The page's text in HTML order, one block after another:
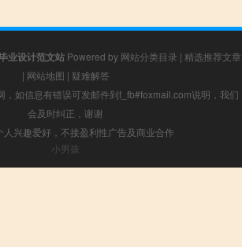
业设计范文站Powered by 网站分类目录 | 精选推荐文章
| 网站地图 | 疑难解答
，如信息有错误可发邮件到f_fb#foxmail.com说明，我们
会及时纠正，谢谢
人兴趣爱好，不接盈利性广告及商业合作
小男孩